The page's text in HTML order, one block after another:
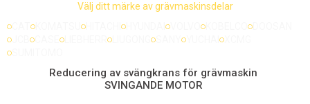
Välj ditt märke av grävmaskinsdelar
Reducering av svängkrans för grävmaskin
SVINGANDE MOTOR